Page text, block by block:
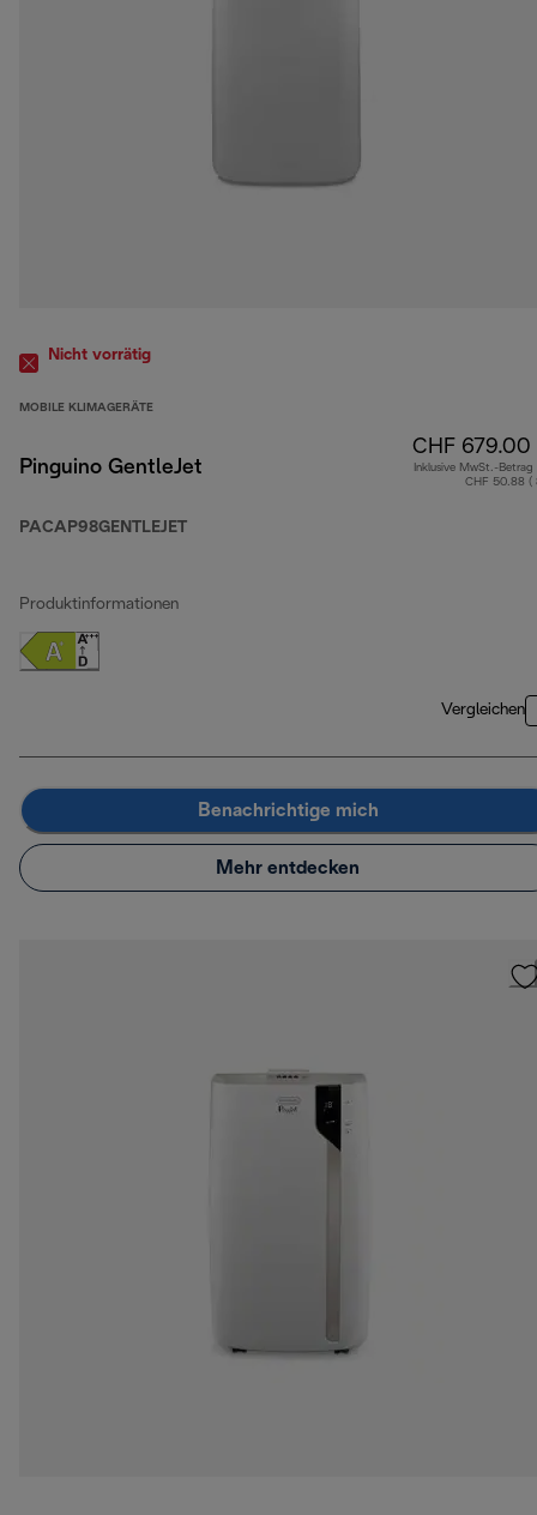
Nicht vorrätig
MOBILE KLIMAGERÄTE
Pinguino GentleJet
PACAP98GENTLEJET
CHF 679.00
Inklusive MwSt.-Betrag
CHF 50.88 (
Produktinformationen
Vergleichen
Benachrichtige mich
Mehr entdecken